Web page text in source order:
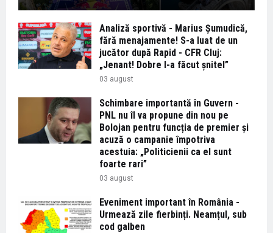
Analiză sportivă - Marius Șumudică,
fără menajamente! S-a luat de un
jucător după Rapid - CFR Cluj:
„Jenant! Dobre l-a făcut șnitel”
03 august
Schimbare importantă în Guvern -
PNL nu îl va propune din nou pe
Bolojan pentru funcția de premier și
acuză o campanie împotriva
acestuia: „Politicienii ca el sunt
foarte rari”
03 august
Eveniment important în România -
Urmează zile fierbinți. Neamțul, sub
cod galben